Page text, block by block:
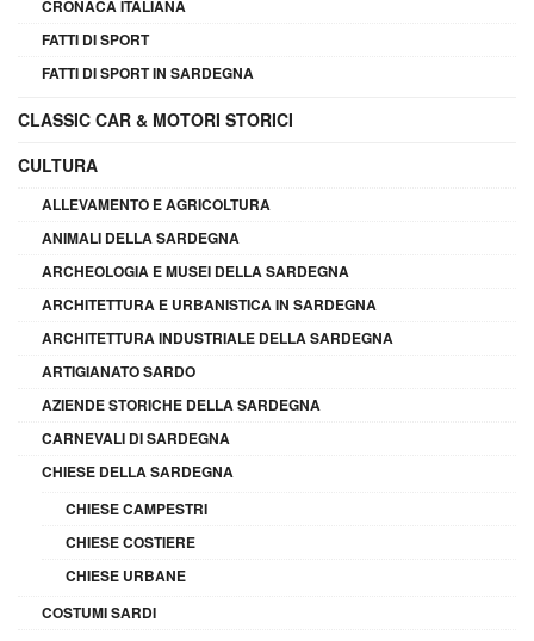
CRONACA ITALIANA
FATTI DI SPORT
FATTI DI SPORT IN SARDEGNA
CLASSIC CAR & MOTORI STORICI
CULTURA
ALLEVAMENTO E AGRICOLTURA
ANIMALI DELLA SARDEGNA
ARCHEOLOGIA E MUSEI DELLA SARDEGNA
ARCHITETTURA E URBANISTICA IN SARDEGNA
ARCHITETTURA INDUSTRIALE DELLA SARDEGNA
ARTIGIANATO SARDO
AZIENDE STORICHE DELLA SARDEGNA
CARNEVALI DI SARDEGNA
CHIESE DELLA SARDEGNA
CHIESE CAMPESTRI
CHIESE COSTIERE
CHIESE URBANE
COSTUMI SARDI